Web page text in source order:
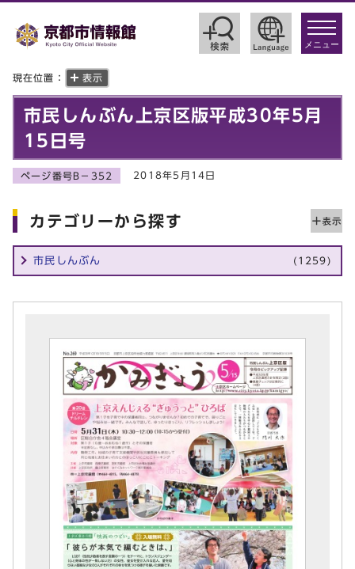
toggle
メニュー
現在位置： 表示
市民しんぶん上京区版平成30年5月
15日号
ページ番号B－352 2018年5月14日
カテゴリーから探す
市民しんぶん (1259)